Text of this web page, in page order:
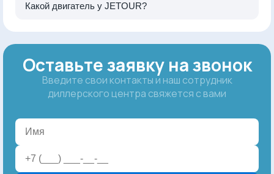
Какой двигатель у JETOUR?
Оставьте заявку на звонок
Введите свои контакты и наш сотрудник
диллерского центра свяжется с вами